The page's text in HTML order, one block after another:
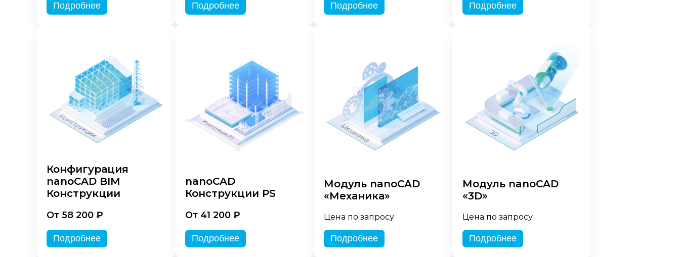
Подробнее Подробнее Подробнее Подробнее
Конфигурация
nanoCAD BIM
Конструкции
От 58 200 ₽
Подробнее
nanoCAD
Конструкции PS
От 41 200 ₽
Подробнее
Модуль nanoCAD
«Механика»
Цена по запросу
Подробнее
Модуль nanoCAD
«3D»
Цена по запросу
Подробнее